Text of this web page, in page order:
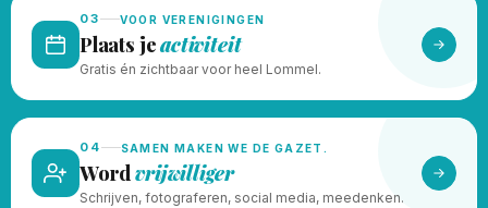
03 VOOR VERENIGINGEN
Plaats jeactiviteit
Gratis én zichtbaar voor heel Lommel.
04 SAMEN MAKEN WE DE GAZET.
Wordvrijwilliger
Schrijven, fotograferen, social media, meedenken.